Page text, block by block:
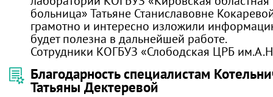
больница» Татьяне Станиславовне
грамотно и интересно изложили
будет полезна в дальнейшей работе.
Сотрудники КОГБУЗ «Слободская ЦРБ
Благодарность специалистам
Татьяны Дектеревой